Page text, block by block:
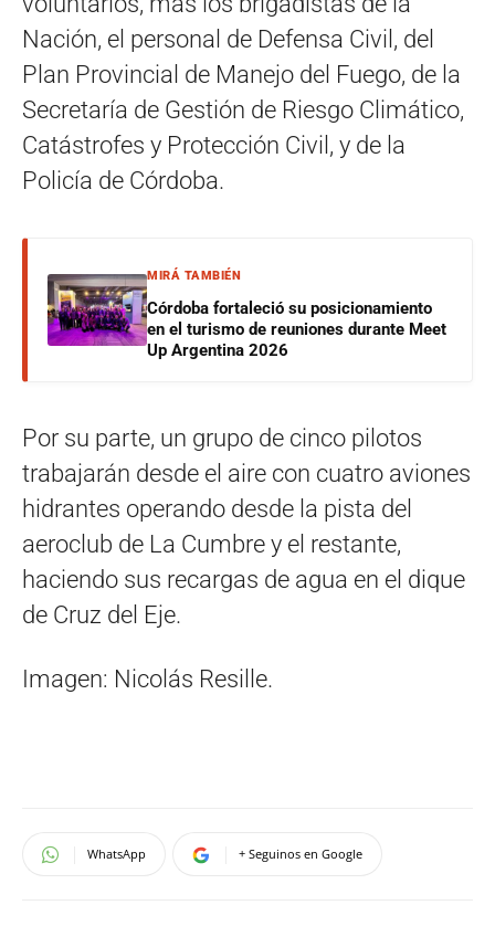
Nación, el personal de Defensa Civil, del
Plan Provincial de Manejo del Fuego, de la
Secretaría de Gestión de Riesgo Climático,
Catástrofes y Protección Civil, y de la
Policía de Córdoba.
MIRÁ TAMBIÉN
Córdoba fortaleció su posicionamiento
en el turismo de reuniones durante Meet
Up Argentina 2026
Por su parte, un grupo de cinco pilotos
trabajarán desde el aire con cuatro aviones
hidrantes operando desde la pista del
aeroclub de La Cumbre y el restante,
haciendo sus recargas de agua en el dique
de Cruz del Eje.
Imagen: Nicolás Resille.
WhatsApp + Seguinos en Google